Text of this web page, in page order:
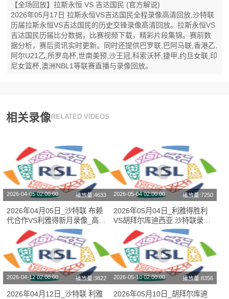
【全场回放】拉斯永恒 VS 吉达国民 (官方解说)
2026年05月17日 拉斯永恒VS吉达国民全程录像高清回放,沙特联
历届拉斯永恒VS吉达国民的历史交锋录像高清回放。拉斯永恒VS
吉达国民历届比分数据，比赛视频下载，精彩片段集锦。赛前数
据分析，赛后资讯实时更新。同时还提供巴罗联,巴阿马联,香港乙,
阿尔U21乙,所罗岛杯,世南美预,沙王冠,科索沃杯,捷甲,约旦女联,印
尼女篮杯,澳洲NBL1等联赛直播与录像回放。
相关录像 RELATED VIDEOS
2026-04-05 02:00:00 播放量:4633
2026年04月05日_沙特联 布赖
代合作VS利雅得新月录像_高清
录像【全场回放】
2026-05-04 02:00:00 播放量:7250
2026年05月04日_利雅得胜利
VS胡拜尔库迪西亚 沙特联录像
_全场录像【高清回放】
2026-04-12 02:00:00 播放量:3822
2026年04月12日_沙特联 利雅
2026-05-10 02:00:00 播放量:8356
2026年05月10日_胡拜尔库迪